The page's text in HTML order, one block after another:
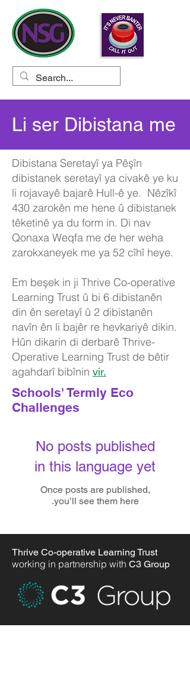
Li ser Dibistana me
Dibistana Seretayî ya Pêşîn
dibistanek seretayî ya civakê ye ku
li rojavayê bajarê Hull-ê ye. Nêzîkî
430 zarokên me hene û dibistanek
têketinê ya du form in. Di nav
Qonaxa Weqfa me de her weha
zarokxaneyek me ya 52 cîhî heye.
Em beşek in ji Thrive Co-operative
Learning Trust û bi 6 dibistanên
din ên seretayî û 2 dibistanên
navîn ên li bajêr re hevkariyê dikin.
Hûn dikarin di derbarê Thrive-
Operative Learning Trust de bêtir
agahdarî bibînin vir.
Schools' Termly Eco
Challenges
No posts published
in this language yet
Once posts are published,
you’ll see them here.
Thrive Co-operative Learning Trust
working in partnership with C3 Group